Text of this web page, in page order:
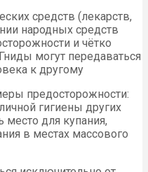
средств (лекарств,
народных средств
и чётко
могут передаваться
к другому
предосторожности:
гигиены других
для купания,
в местах массового